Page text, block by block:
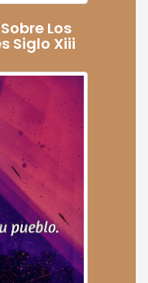
Los
Siglo Xiii